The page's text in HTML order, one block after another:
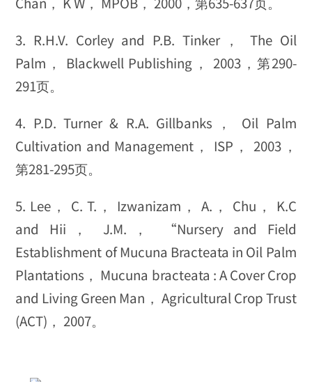
3. R.H.V. Corley and P.B. Tinker， The Oil
Palm， Blackwell Publishing， 2003，第290-
291页。
4. P.D. Turner & R.A. Gillbanks， Oil Palm
Cultivation and Management， ISP， 2003，
第281-295页。
5. Lee， C. T.， Izwanizam， A.， Chu， K.C
and Hii， J.M.， “Nursery and Field
Establishment of Mucuna Bracteata in Oil Palm
Plantations， Mucuna bracteata : A Cover Crop
and Living Green Man， Agricultural Crop Trust
(ACT)， 2007。